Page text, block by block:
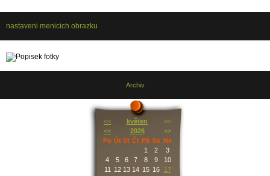
nastaveni menicich obrazku
Archiv
<< květen
>>
<<
2026
>>
Po Út St Čt Pá So Ne
1
2
3
4
5 6 7 8 9
10
11
12 13 14 15 16
17